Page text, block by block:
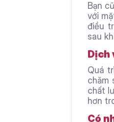
Bạn
với
điều
sau
Dịch
Quá
chăm
chất
hơn
Có